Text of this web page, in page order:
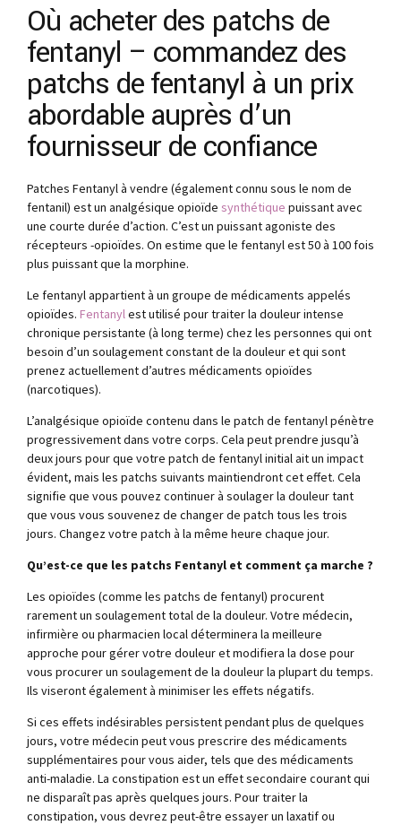
Où acheter des patchs de
fentanyl – commandez des
patchs de fentanyl à un prix
abordable auprès d’un
fournisseur de confiance
Patches Fentanyl à vendre (également connu sous le nom de
fentanil) est un analgésique opioïde synthétique puissant avec
une courte durée d’action. C’est un puissant agoniste des
récepteurs -opioïdes. On estime que le fentanyl est 50 à 100 fois
plus puissant que la morphine.
Le fentanyl appartient à un groupe de médicaments appelés
opioïdes. Fentanylest utilisé pour traiter la douleur intense
chronique persistante (à long terme) chez les personnes qui ont
besoin d’un soulagement constant de la douleur et qui sont
prenez actuellement d’autres médicaments opioïdes
(narcotiques).
L’analgésique opioïde contenu dans le patch de fentanyl pénètre
progressivement dans votre corps. Cela peut prendre jusqu’à
deux jours pour que votre patch de fentanyl initial ait un impact
évident, mais les patchs suivants maintiendront cet effet. Cela
signifie que vous pouvez continuer à soulager la douleur tant
que vous vous souvenez de changer de patch tous les trois
jours. Changez votre patch à la même heure chaque jour.
Qu’est-ce que les patchs Fentanyl et comment ça marche ?
Les opioïdes (comme les patchs de fentanyl) procurent
rarement un soulagement total de la douleur. Votre médecin,
infirmière ou pharmacien local déterminera la meilleure
approche pour gérer votre douleur et modifiera la dose pour
vous procurer un soulagement de la douleur la plupart du temps.
Ils viseront également à minimiser les effets négatifs.
Si ces effets indésirables persistent pendant plus de quelques
jours, votre médecin peut vous prescrire des médicaments
supplémentaires pour vous aider, tels que des médicaments
anti-maladie. La constipation est un effet secondaire courant qui
ne disparaît pas après quelques jours. Pour traiter la
constipation, vous devrez peut-être essayer un laxatif ou